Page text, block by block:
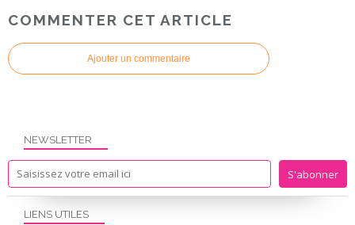
COMMENTER CET ARTICLE
Ajouter un commentaire
NEWSLETTER
LIENS UTILES